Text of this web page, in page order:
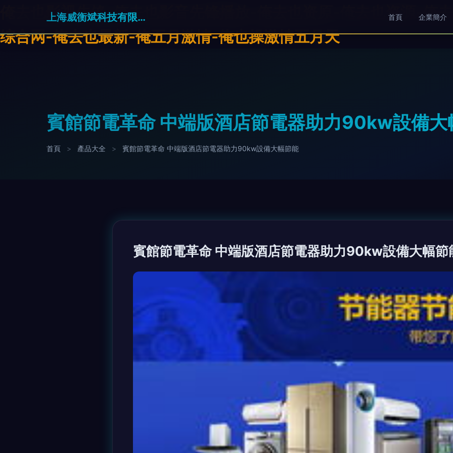
俺去也影视先锋-俺去也影音先锋播放-俺去也资原-俺去也资源-俺
综合网-俺去也最新-俺五月激情-俺也操激情五月天
上海威衡斌科技有限公司 首頁 企業簡介
賓館節電革命 中端版酒店節電器助力90kw設備大
首頁 > 產品大全 > 賓館節電革命 中端版酒店節電器助力90kw設備大幅節能
賓館節電革命 中端版酒店節電器助力90kw設備大幅節